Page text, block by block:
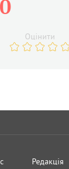
0
Оцінити
Редакція